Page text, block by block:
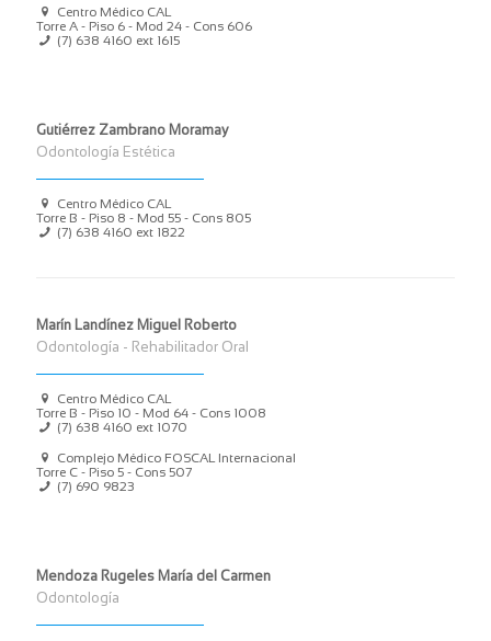
Centro Médico CAL
Torre A - Piso 6 - Mod 24 - Cons 606
(7) 638 4160 ext 1615
Gutiérrez Zambrano Moramay
Odontología Estética
Centro Médico CAL
Torre B - Piso 8 - Mod 55 - Cons 805
(7) 638 4160 ext 1822
Marín Landínez Miguel Roberto
Odontología - Rehabilitador Oral
Centro Médico CAL
Torre B - Piso 10 - Mod 64 - Cons 1008
(7) 638 4160 ext 1070
Complejo Médico FOSCAL Internacional
Torre C - Piso 5 - Cons 507
(7) 690 9823
Mendoza Rugeles María del Carmen
Odontología